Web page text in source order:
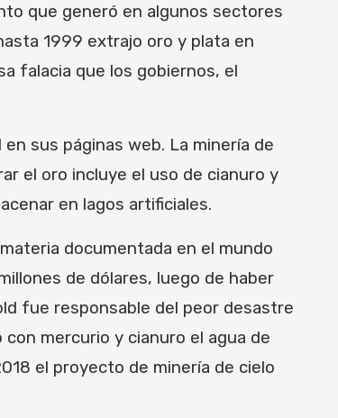
que generó en algunos sectores
1999 extrajo oro y plata en
falacia que los gobiernos, el
sus páginas web. La minería de
el oro incluye el uso de cianuro y
en lagos artificiales.
documentada en el mundo
de dólares, luego de haber
fue responsable del peor desastre
mercurio y cianuro el agua de
el proyecto de minería de cielo